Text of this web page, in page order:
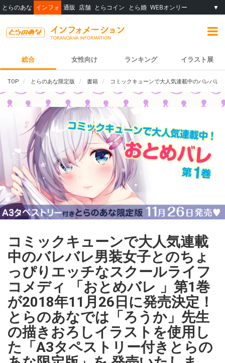
とらのあな インフォ 通販 店舗 とらコイン とら婚 WEBオンリー ▼
総合 女性向け ランキング イラスト展
TOP とらのあな限定版 書籍 コミックキューンで大人気連載中のバレバレ
コミックキューンで大人気連載
中のバレバレ男装女子とのちょ
っぴりエッチなスクールライフ
コメディ 「おとめバレ 」第1巻
が2018年11月26日に発売決定！
とらのあなでは「ろうか」先生
の描きおろしイラストを使用し
た「A3タペストリー付きとらの